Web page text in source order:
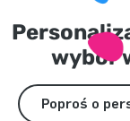
wybór
Poproś o